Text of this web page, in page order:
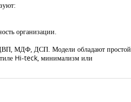
организации.
ДВП, МДФ, ДСП. Модели обладают простой
Hi-teck, минимализм или